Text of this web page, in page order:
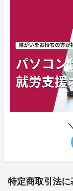
特定商取引法